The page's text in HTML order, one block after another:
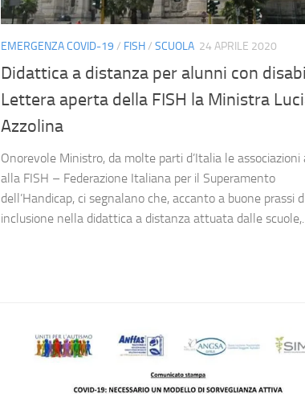
EMERGENZA COVID-19 / FISH/ SCUOLA 24 APRILE 2020
Didattica a distanza per alunni con
Lettera aperta della FISH la Ministra
Azzolina
Onorevole Ministro, da molte parti d’Italia le associazioni
alla FISH – Federazione Italiana per il Superamento
dell’Handicap, ci segnalano che, accanto a buone prassi
inclusione nella didattica a distanza attuata dalle